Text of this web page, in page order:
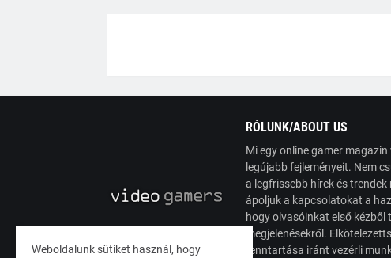
RÓLUNK/ABOUT US
Mi egy online gamer
legújabb fejleményeit. Nem
a legfrissebb hírek és
ápoljuk a kapcsolatokat a
hogy olvasóinkat első
megjelenésekről.
fenntartása iránt vezérli
Weboldalunk sütiket használ, hogy